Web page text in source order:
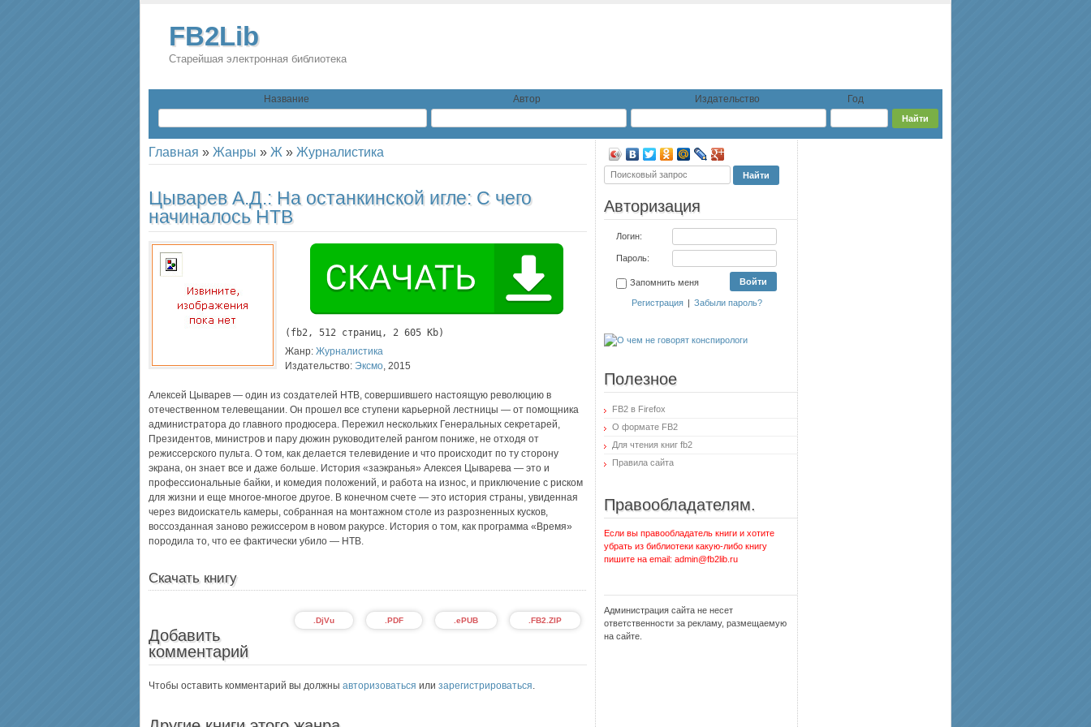
FB2Lib
Старейшая электронная библиотека
Название Автор Издательство Год
Главная » Жанры » Ж » Журналистика
Цыварев А.Д.: На останкинской игле: С чего
начиналось НТВ
( fb2, 512 страниц, 2 605 Kb)
Жанр: Журналистика
Издательство: Эксмо, 2015
Алексей Цыварев — один из создателей НТВ, совершившего настоящую революцию в
отечественном телевещании. Он прошел все ступени карьерной лестницы — от помощника
администратора до главного продюсера. Пережил нескольких Генеральных секретарей,
Президентов, министров и пару дюжин руководителей рангом пониже, не отходя от
режиссерского пульта. О том, как делается телевидение и что происходит по ту сторону
экрана, он знает все и даже больше. История «заэкранья» Алексея Цыварева — это и
профессиональные байки, и комедия положений, и работа на износ, и приключение с риском
для жизни и еще многое-многое другое. В конечном счете — это история страны, увиденная
через видоискатель камеры, собранная на монтажном столе из разрозненных кусков,
воссозданная заново режиссером в новом ракурсе. История о том, как программа «Время»
породила то, что ее фактически убило — НТВ.
Скачать книгу
.FB2.ZIP
.ePUB
.PDF
.DjVu
Добавить
комментарий
Чтобы оставить комментарий вы должны авторизоваться или зарегистрироваться.
Авторизация
Логин:
Пароль:
Запомнить меня
Регистрация | Забыли пароль?
Полезное
FB2 в Firefox
О формате FB2
Для чтения книг fb2
Правила сайта
Правообладателям.
Если вы правообладатель книги и хотите
убрать из библиотеки какую-либо книгу
пишите на email: admin@fb2lib.ru
Администрация сайта не несет
ответственности за рекламу, размещаемую
на сайте.